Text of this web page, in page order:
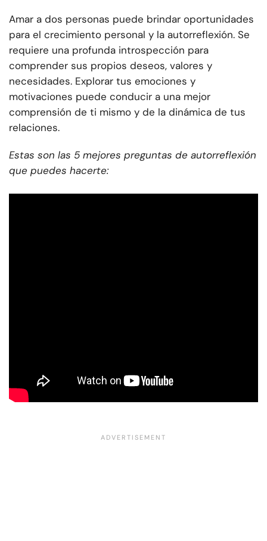
Amar a dos personas puede brindar oportunidades
para el crecimiento personal y la autorreflexión. Se
requiere una profunda introspección para
comprender sus propios deseos, valores y
necesidades. Explorar tus emociones y
motivaciones puede conducir a una mejor
comprensión de ti mismo y de la dinámica de tus
relaciones.
Estas son las 5 mejores preguntas de autorreflexión
que puedes hacerte: